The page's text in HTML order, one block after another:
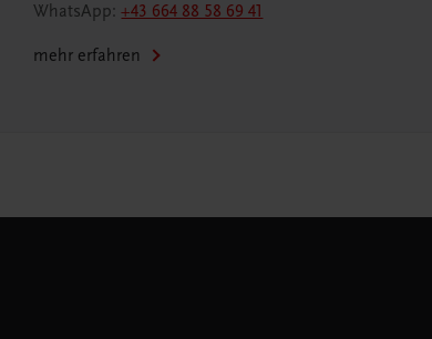
WhatsApp:+43 664 88 58 69 41
mehr erfahren